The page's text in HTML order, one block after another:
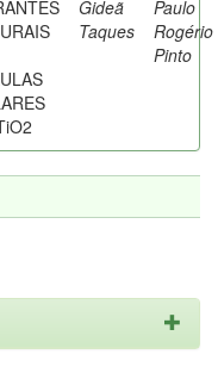
Gideã
Taques
Paulo
Rogério
Pinto